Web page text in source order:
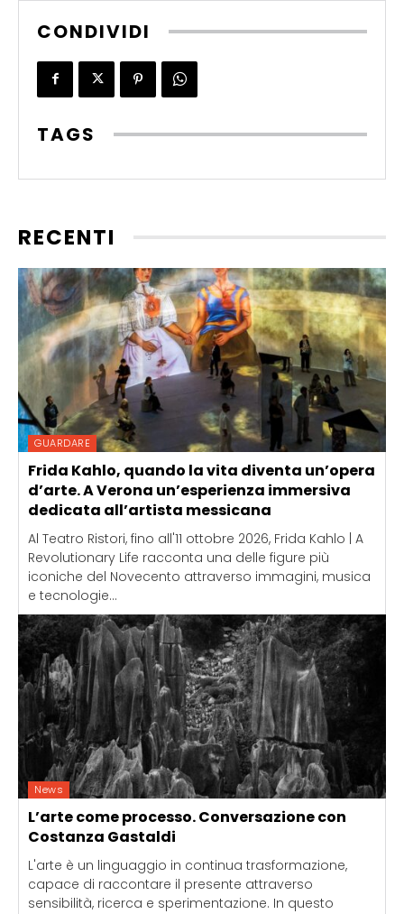
CONDIVIDI
TAGS
RECENTI
GUARDARE
Frida Kahlo, quando la vita diventa un’opera
d’arte. A Verona un’esperienza immersiva
dedicata all’artista messicana
Al Teatro Ristori, fino all'11 ottobre 2026, Frida Kahlo | A
Revolutionary Life racconta una delle figure più
iconiche del Novecento attraverso immagini, musica
e tecnologie...
News
L’arte come processo. Conversazione con
Costanza Gastaldi
L'arte è un linguaggio in continua trasformazione,
capace di raccontare il presente attraverso
sensibilità, ricerca e sperimentazione. In questo